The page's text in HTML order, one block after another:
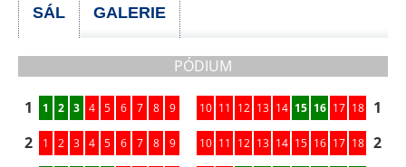
SÁL GALERIE
PÓDIUM
1 1 2 3 4 5 6 7 8 9 10 11 12 13 14 15 16 17 18
1
2
1 2 3 4 5 6 7 8 9 10 11 12 13 14 15 16 17 18
2